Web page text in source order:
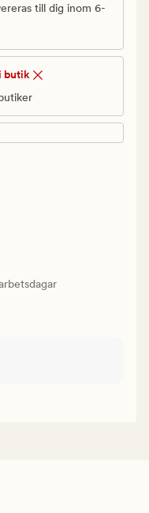
till dig inom 6-
butik